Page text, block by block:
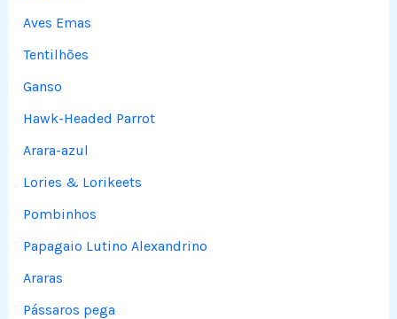
Aves Emas
Tentilhões
Ganso
Hawk-Headed Parrot
Arara-azul
Lories & Lorikeets
Pombinhos
Papagaio Lutino Alexandrino
Araras
Pássaros pega